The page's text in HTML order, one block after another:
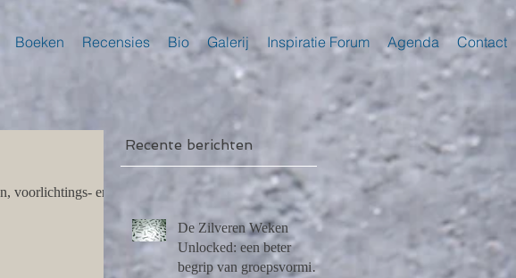
Boeken Recensies Bio Galerij Inspiratie Forum Agenda Contact
voorlichtings- en
Recente berichten
De Zilveren Weken
Unlocked: een beter
begrip van groepsvorming